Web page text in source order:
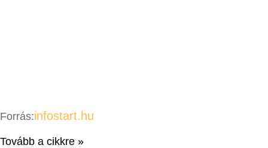
Forrás:infostart.hu
Tovább a cikkre »